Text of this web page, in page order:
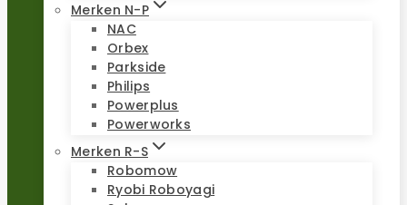
Merken N-P
NAC
Orbex
Parkside
Philips
Powerplus
Powerworks
Merken R-S
Robomow
Ryobi Roboyagi